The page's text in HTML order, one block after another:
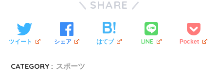
SHARE
ツイート シェア はてブ LINE Pocket
CATEGORY : スポーツ